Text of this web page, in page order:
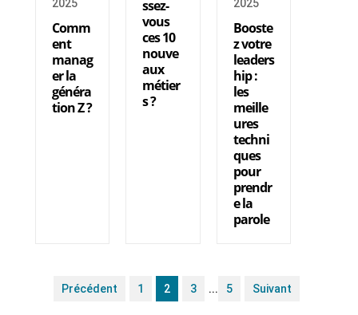
2025
Comm
ent
manag
er la
généra
tion Z ?
ssez-
vous
ces 10
nouve
aux
métier
s ?
2025
Booste
z votre
leaders
hip :
les
meille
ures
techni
ques
pour
prendr
e la
parole
Précédent 1 2 3 ... 5 Suivant